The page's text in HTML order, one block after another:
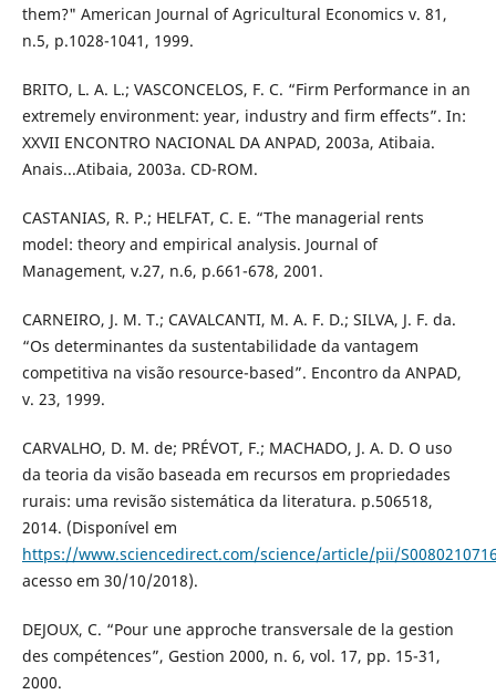
them?" American Journal of Agricultural Economics v. 81,
n.5, p.1028-1041, 1999.
BRITO, L. A. L.; VASCONCELOS, F. C. “Firm Performance in an
extremely environment: year, industry and firm effects”. In:
XXVII ENCONTRO NACIONAL DA ANPAD, 2003a, Atibaia.
Anais...Atibaia, 2003a. CD-ROM.
CASTANIAS, R. P.; HELFAT, C. E. “The managerial rents
model: theory and empirical analysis. Journal of
Management, v.27, n.6, p.661-678, 2001.
CARNEIRO, J. M. T.; CAVALCANTI, M. A. F. D.; SILVA, J. F. da.
“Os determinantes da sustentabilidade da vantagem
competitiva na visão resource-based”. Encontro da ANPAD,
v. 23, 1999.
CARVALHO, D. M. de; PRÉVOT, F.; MACHADO, J. A. D. O uso
da teoria da visão baseada em recursos em propriedades
rurais: uma revisão sistemática da literatura. p.506518,
2014. (Disponível em
https://www.sciencedirect.com/science/article/pii/
acesso em 30/10/2018).
DEJOUX, C. “Pour une approche transversale de la gestion
des compétences”, Gestion 2000, n. 6, vol. 17, pp. 15-31,
2000.